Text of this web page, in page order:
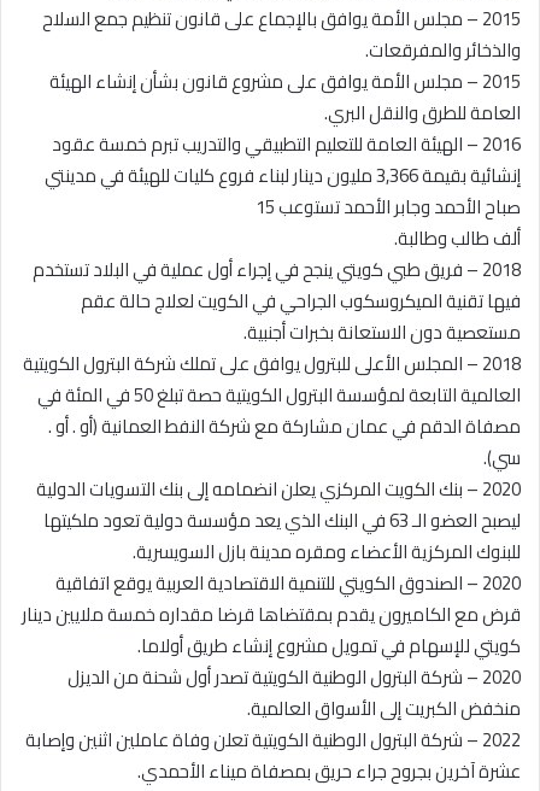
2015 – مجلس الأمة يوافق بالإجماع على قانون تنظيم جمع السلاح
والذخائر والمفرقعات.
2015 – مجلس الأمة يوافق على مشروع قانون بشأن إنشاء الهيئة
العامة للطرق والنقل البري.
2016 – الهيئة العامة للتعليم التطبيقي والتدريب تبرم خمسة عقود
إنشائية بقيمة 3,366 مليون دينار لبناء فروع كليات للهيئة في مدينتي
صباح الأحمد وجابر الأحمد تستوعب 15
ألف طالب وطالبة.
2018 – فريق طبي كويتي ينجح في إجراء أول عملية في البلاد تستخدم
فيها تقنية الميكروسكوب الجراحي في الكويت لعلاج حالة عقم
مستعصية دون الاستعانة بخبرات أجنبية.
2018 – المجلس الأعلى للبترول يوافق على تملك شركة البترول الكويتية
العالمية التابعة لمؤسسة البترول الكويتية حصة تبلغ 50 في المئة في
مصفاة الدقم في عمان مشاركة مع شركة النفط العمانية (أو . أو .
سي).
2020 – بنك الكويت المركزي يعلن انضمامه إلى بنك التسويات الدولية
ليصبح العضو الـ 63 في البنك الذي يعد مؤسسة دولية تعود ملكيتها
للبنوك المركزية الأعضاء ومقره مدينة بازل السويسرية.
2020 – الصندوق الكويتي للتنمية الاقتصادية العربية يوقع اتفاقية
قرض مع الكاميرون يقدم بمقتضاها قرضا مقداره خمسة ملايين دينار
كويتي للإسهام في تمويل مشروع إنشاء طريق أولاما.
2020 – شركة البترول الوطنية الكويتية تصدر أول شحنة من الديزل
منخفض الكبريت إلى الأسواق العالمية.
2022 – شركة البترول الوطنية الكويتية تعلن وفاة عاملين اثنين وإصابة
عشرة آخرين بجروح جراء حريق بمصفاة ميناء الأحمدي.